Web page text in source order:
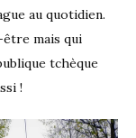
au quotidien.
mais qui
tchèque
!